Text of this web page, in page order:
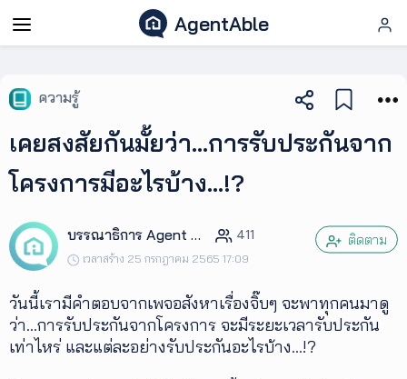
AgentAble
AgentAble
เอเจ
AgentClub
UpSkill
ความรู้
เคยสงสัยกันมั้ยว่า...การรับประกันจาก
โครงการมีอะไรบ้าง...!?
บรรณาธิการ Agent Club 411
เวลาสร้าง 25 กรกฎาคม 2565 17:09
ติดตาม
วันนี้เรามีคำตอบจากเพจอสังหาเรื่องจิ๊บๆ จะพาทุกคนมาดู
ว่า...การรับประกันจากโครงการ จะมีระยะเวลารับประกัน
เท่าไหร่ และแต่ละอย่างรับประกันอะไรบ้าง...!?